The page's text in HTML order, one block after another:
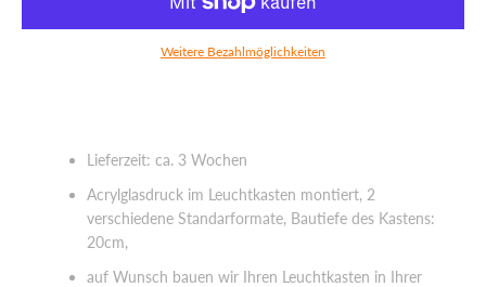
Lieferzeit: ca. 3 Wochen
Acrylglasdruck im Leuchtkasten montiert, 2
verschiedene Standarformate, Bautiefe des Kastens:
20cm,
auf Wunsch bauen wir Ihren Leuchtkasten in Ihrer
Weitere Bezahlmöglichkeiten